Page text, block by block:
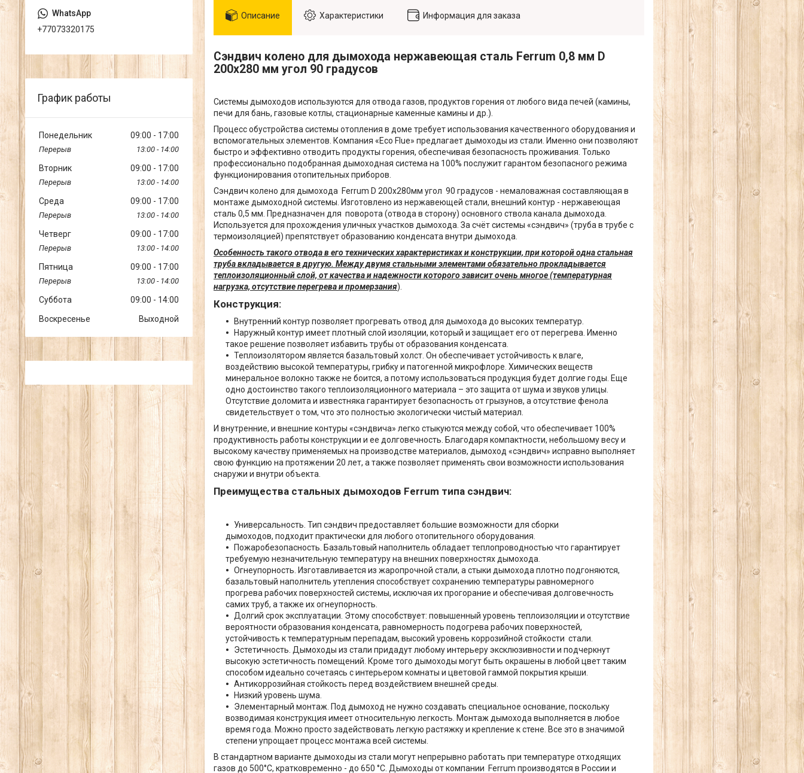
Описание Характеристики Информация для заказа
Сэндвич колено для дымохода нержавеющая сталь Ferrum 0,8 мм D
200х280 мм угол 90 градусов
Системы дымоходов используются для отвода газов, продуктов горения от любого вида печей (камины,
печи для бань, газовые котлы, стационарные каменные камины и др.).
Процесс обустройства системы отопления в доме требует использования качественного оборудования и
вспомогательных элементов. Компания «Eco Flue» предлагает дымоходы из стали. Именно они позволяют
быстро и эффективно отводить продукты горения, обеспечивая безопасность проживания. Только
профессионально подобранная дымоходная система на 100% послужит гарантом безопасного режима
функционирования отопительных приборов.
Сэндвич колено для дымохода Ferrum D 200х280мм угол 90 градусов - немаловажная составляющая в
монтаже дымоходной системы. Изготовлено из нержавеющей стали, внешний контур - нержавеющая
сталь 0,5 мм. Предназначен для поворота (отвода в сторону) основного ствола канала дымохода.
Используется для прохождения уличных участков дымохода. За счёт системы «сэндвич» (труба в трубе с
термоизоляцией) препятствует образованию конденсата внутри дымохода.
Особенность такого отвода в его технических характеристиках и конструкции, при которой одна стальная
труба вкладывается в другую. Между двумя стальными элементами обязательно прокладывается
теплоизоляционный слой, от качества и надежности которого зависит очень многое (температурная
нагрузка, отсутствие перегрева и промерзания).
Конструкция:
Внутренний контур позволяет прогревать отвод для дымохода до высоких температур.
Наружный контур имеет плотный слой изоляции, который и защищает его от перегрева. Именно
такое решение позволяет избавить трубы от образования конденсата.
Теплоизолятором является базальтовый холст. Он обеспечивает устойчивость к влаге,
воздействию высокой температуры, грибку и патогенной микрофлоре. Химических веществ
минеральное волокно также не боится, а потому использоваться продукция будет долгие годы. Еще
одно достоинство такого теплоизоляционного материала – это защита от шума и звуков улицы.
Отсутствие доломита и известняка гарантирует безопасность от грызунов, а отсутствие фенола
свидетельствует о том, что это полностью экологически чистый материал.
И внутренние, и внешние контуры «сэндвича» легко стыкуются между собой, что обеспечивает 100%
продуктивность работы конструкции и ее долговечность. Благодаря компактности, небольшому весу и
высокому качеству применяемых на производстве материалов, дымоход «сэндвич» исправно выполняет
свою функцию на протяжении 20 лет, а также позволяет применять свои возможности использования
снаружи и внутри объекта.
Преимущества стальных дымоходов Ferrum типа сэндвич:
Универсальность. Тип сэндвич предоставляет большие возможности для сборки
дымоходов, подходит практически для любого отопительного оборудования.
Пожаробезопасность. Базальтовый наполнитель обладает теплопроводностью что гарантирует
требуемую незначительную температуру на внешних поверхностях дымохода.
Огнеупорность. Изготавливается из жаропрочной стали, а стыки дымохода плотно подгоняются,
базальтовый наполнитель утепления способствует сохранению температуры равномерного
прогрева рабочих поверхностей системы, исключая их прогорание и обеспечивая долговечность
самих труб, а также их огнеупорность.
Долгий срок эксплуатации. Этому способствует: повышенный уровень теплоизоляции и отсутствие
вероятности образования конденсата, равномерность подогрева рабочих поверхностей,
устойчивость к температурным перепадам, высокий уровень коррозийной стойкости стали.
Эстетичность. Дымоходы из стали придадут любому интерьеру эксклюзивности и подчеркнут
высокую эстетичность помещений. Кроме того дымоходы могут быть окрашены в любой цвет таким
способом идеально сочетаясь с интерьером комнаты и цветовой гаммой покрытия крыши.
Антикоррозийная стойкость перед воздействием внешней среды.
Низкий уровень шума.
Элементарный монтаж. Под дымоход не нужно создавать специальное основание, поскольку
возводимая конструкция имеет относительную легкость. Монтаж дымохода выполняется в любое
время года. Можно просто задействовать легкую растяжку и крепление к стене. Все это в значимой
степени упрощает процесс монтажа всей системы.
В стандартном варианте дымоходы из стали могут непрерывно работать при температуре отходящих
газов до 500°С, кратковременно - до 650 °С. Дымоходы от компании Ferrum производятся в России и
+77073320175
График работы
Понедельник 09:00 17:00
13:00 14:00
Вторник 09:00 17:00
13:00 14:00
Среда 09:00 17:00
13:00 14:00
Четверг 09:00 17:00
13:00 14:00
Пятница 09:00 17:00
13:00 14:00
Суббота 09:00
14:00
Воскресенье
Выходной